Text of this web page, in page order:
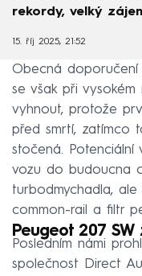
rekordy, velký
15. říj 2025, 21:52
Obecná
se však při vysokém
vyhnout, protože
před smrtí, zatímco
stočená. Potenciální
vozu do budoucna
turbodmychadla,
common-rail a filtr
Peugeot 207
Posledním námi
společnost Direct